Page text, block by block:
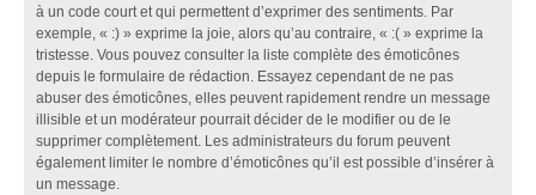
à un code court et qui permettent d’exprimer des sentiments. Par
exemple, « :) » exprime la joie, alors qu’au contraire, « :( » exprime la
tristesse. Vous pouvez consulter la liste complète des émoticônes
depuis le formulaire de rédaction. Essayez cependant de ne pas
abuser des émoticônes, elles peuvent rapidement rendre un message
illisible et un modérateur pourrait décider de le modifier ou de le
supprimer complètement. Les administrateurs du forum peuvent
également limiter le nombre d’émoticônes qu’il est possible d’insérer à
un message.